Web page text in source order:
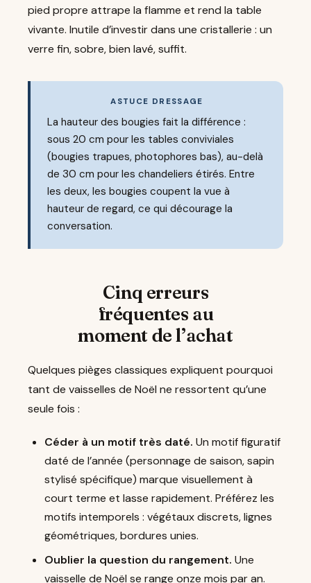
pied propre attrape la flamme et rend la table
vivante. Inutile d’investir dans une cristallerie : un
verre fin, sobre, bien lavé, suffit.
ASTUCE DRESSAGE
La hauteur des bougies fait la différence :
sous 20 cm pour les tables conviviales
(bougies trapues, photophores bas), au-delà
de 30 cm pour les chandeliers étirés. Entre
les deux, les bougies coupent la vue à
hauteur de regard, ce qui décourage la
conversation.
Cinq erreurs
fréquentes au
moment de l’achat
Quelques pièges classiques expliquent pourquoi
tant de vaisselles de Noël ne ressortent qu’une
seule fois :
Céder à un motif très daté. Un motif figuratif
daté de l’année (personnage de saison, sapin
stylisé spécifique) marque visuellement à
court terme et lasse rapidement. Préférez les
motifs intemporels : végétaux discrets, lignes
géométriques, bordures unies.
Oublier la question du rangement. Une
vaisselle de Noël se range onze mois par an.